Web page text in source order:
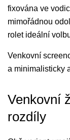
fixována ve
mimořádnou
rolet ideální
Venkovní
a minimalisticky
Venkovní
rozdíly